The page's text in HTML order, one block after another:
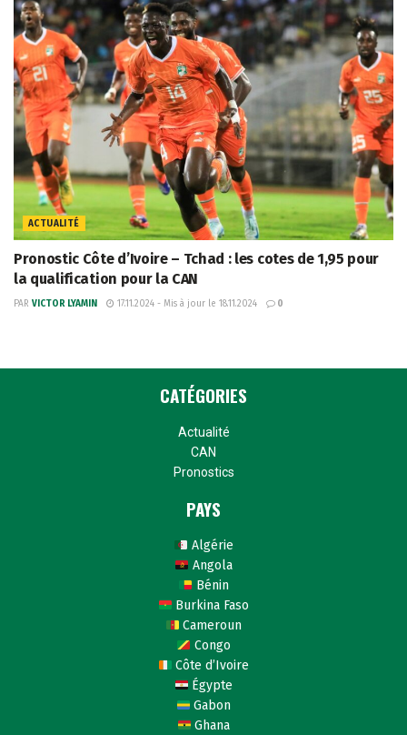
ACTUALITÉ
Pronostic Côte d’Ivoire – Tchad : les cotes de 1,95 pour
la qualification pour la CAN
PAR VICTOR LYAMIN 17.11.2024 - Mis à jour le 18.11.2024 0
CATÉGORIES
Actualité
CAN
Pronostics
PAYS
Algérie
Angola
Bénin
Burkina Faso
Cameroun
Congo
Côte d’Ivoire
Égypte
Gabon
Ghana